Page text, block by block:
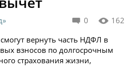
0 162
вернуть часть НДФЛ в
взносов по долгосрочным
страхования жизни,